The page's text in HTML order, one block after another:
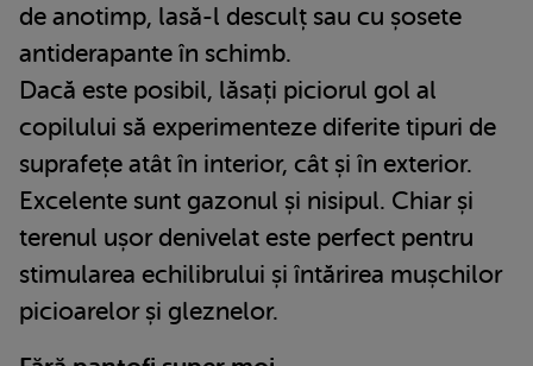
de anotimp, lasă-l desculț sau cu șosete
antiderapante în schimb.
Dacă este posibil, lăsați piciorul gol al
copilului să experimenteze diferite tipuri de
suprafețe atât în ​​interior, cât și în exterior.
Excelente sunt gazonul și nisipul. Chiar și
terenul ușor denivelat este perfect pentru
stimularea echilibrului și întărirea mușchilor
picioarelor și gleznelor.